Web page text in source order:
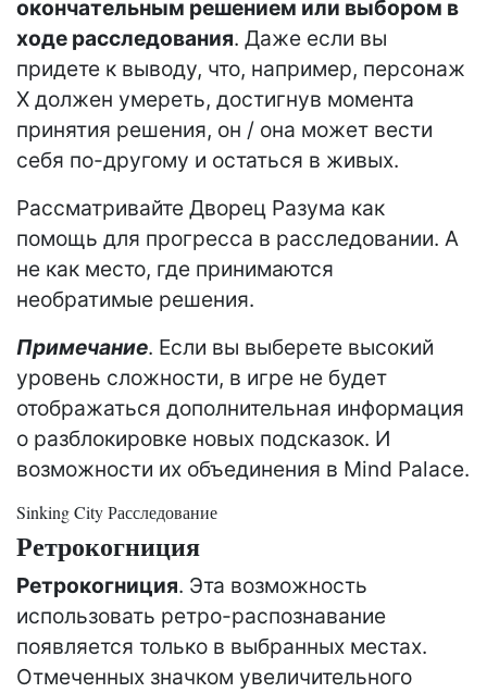
окончательным решением или выбором в
ходе расследования. Даже если вы
придете к выводу, что, например, персонаж
Х должен умереть, достигнув момента
принятия решения, он / она может вести
себя по-другому и остаться в живых.
Рассматривайте Дворец Разума как
помощь для прогресса в расследовании. А
не как место, где принимаются
необратимые решения.
Примечание. Если вы выберете высокий
уровень сложности, в игре не будет
отображаться дополнительная информация
о разблокировке новых подсказок. И
возможности их объединения в Mind Palace.
Sinking City Расследование
Ретрокогниция
Ретрокогниция. Эта возможность
использовать ретро-распознавание
появляется только в выбранных местах.
Отмеченных значком увеличительного